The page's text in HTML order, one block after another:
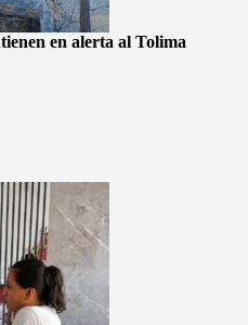
en alerta al Tolima